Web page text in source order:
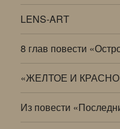
LENS-ART
8 глав повести
«ЖЕЛТОЕ И
Из повести